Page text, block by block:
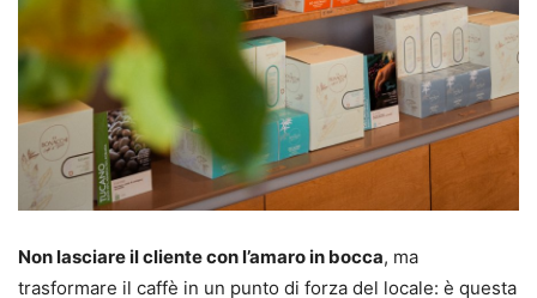
Non lasciare il cliente con l’amaro in bocca, ma
trasformare il caffè in un punto di forza del locale: è questa